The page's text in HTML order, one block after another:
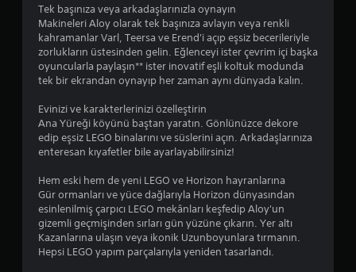
z
Tek başınıza veya arkadaşlarınızla oynayın
Makineleri Aloy olarak tek başınıza avlayın veya renkli
kahramanlar Varl, Teersa ve Erend'i açıp eşsiz becerileriyle
zorlukların üstesinden gelin. Eğlenceyi ister çevrim içi başka
oyuncularla paylaşın** ister inovatif eşli koltuk modunda
tek bir ekrandan oynayıp her zaman aynı dünyada kalın.
Evinizi ve karakterlerinizi özelleştirin
Ana Yüreği köyünü baştan yaratın. Gönlünüzce dekore
edip eşsiz LEGO binalarını ve süslerini açın. Arkadaşlarınıza
enteresan kıyafetler bile ayarlayabilirsiniz!
Hem eski hem de yeni LEGO ve Horizon hayranlarına
Gür ormanları ve yüce dağlarıyla Horizon dünyasından
esinlenilmiş çarpıcı LEGO mekânları keşfedip Aloy'un
gizemli geçmişinden sırları gün yüzüne çıkarın. Yer altı
Kazanlarına ulaşın veya ikonik Uzunboyunlara tırmanın.
Hepsi LEGO yapım parçalarıyla yeniden tasarlandı.